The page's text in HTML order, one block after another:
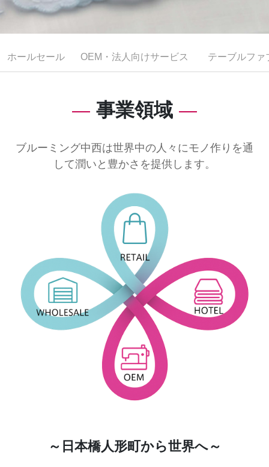
ホールセール OEM・法人向けサービス テーブルファ
事業領域
ブルーミング中西は世界中の人々にモノ作りを通
して潤いと豊かさを提供します。
～日本橋人形町から世界へ～